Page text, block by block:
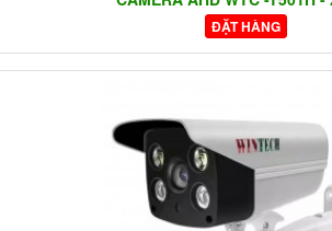
ĐẶT HÀNG